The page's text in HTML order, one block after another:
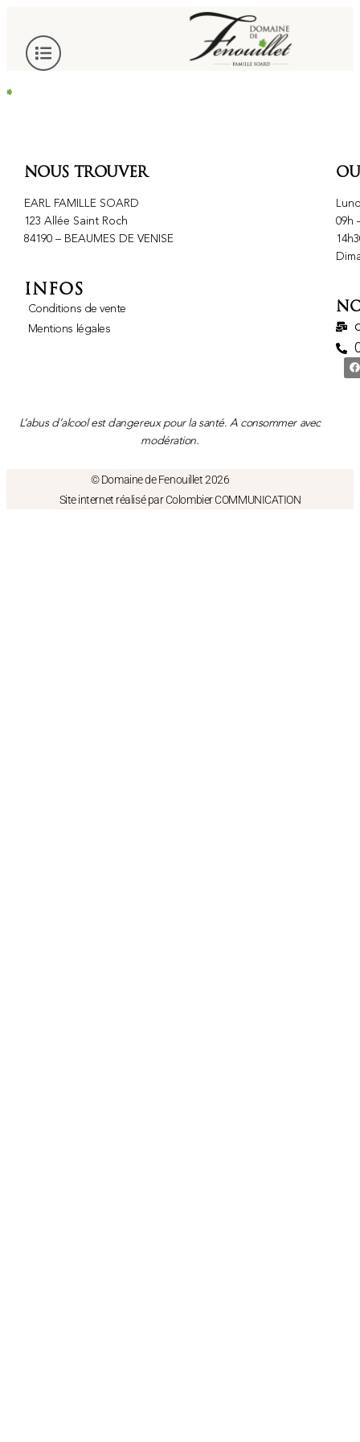
NOUS TROUVER
EARL FAMILLE SOARD
123 Allée Saint Roch
84190 – BEAUMES DE VENISE
INFOS
Conditions de vente
Mentions légales
09h
L’abus d’alcool est dangereux pour la santé. A consommer avec
modération.
© Domaine de Fenouillet 2026
Site internet réalisé par Colombier COMMUNICATION